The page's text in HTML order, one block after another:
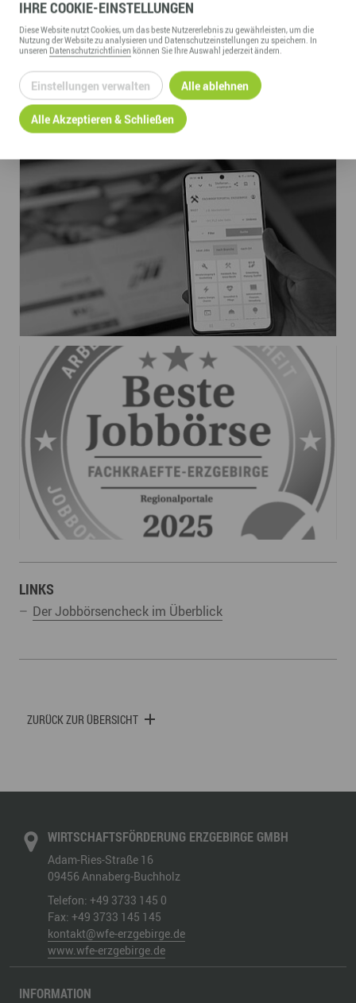
Fachkräfteportal den 5. Platz bei der Zufriedenheit und
eine Weiterempfehlungsquote von 88 %.
10.04.2025
LINKS
Der Jobbörsencheck im Überblick
ZURÜCK ZUR ÜBERSICHT
WIRTSCHAFTSFÖRDERUNG ERZGEBIRGE GMBH
Adam-Ries-Straße 16
09456 Annaberg-Buchholz
Telefon: +49 3733 145 0
Fax: +49 3733 145 145
kontakt@wfe-erzgebirge.de
www.wfe-erzgebirge.de
INFORMATION
IHRECOOKIE-EINSTELLUNGEN
DieseWebsitenutzt Cookies, um das beste Nutzererlebnis zu gewährleisten, um die
Nutzung derWebsitezu analysieren und Datenschutzeinstellungen zu speichern. In
unseren Datenschutzrichtlinien können Sie Ihre Auswahl jederzeit ändern.
Einstellungen verwalten Alle ablehnen
Alle Akzeptieren & Schließen